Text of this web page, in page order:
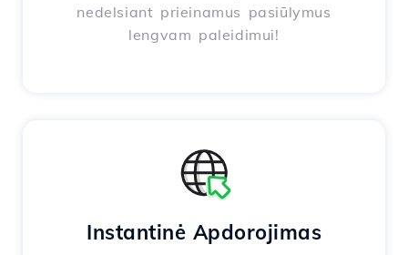
nedelsiant prieinamus pasiūlymus
lengvam paleidimui!
Instantinė Apdorojimas